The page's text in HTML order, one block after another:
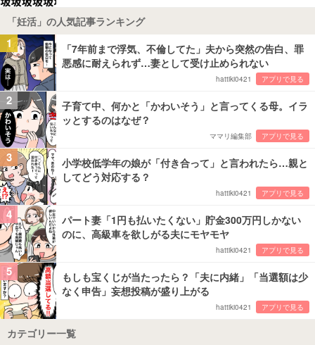
「妊活」の人気記事ランキング
1
「7年前まで浮気、不倫してた」夫から突然の告白、罪
悪感に耐えられず…妻として受け止められない
hattiki0421 アプリで見る
2
子育て中、何かと「かわいそう」と言ってくる母。イラ
ッとするのはなぜ？
ママリ編集部 アプリで見る
3
小学校低学年の娘が「付き合って」と言われたら…親と
してどう対応する？
hattiki0421 アプリで見る
4
パート妻「1円も払いたくない」貯金300万円しかない
のに、高級車を欲しがる夫にモヤモヤ
hattiki0421 アプリで見る
5
もしも宝くじが当たったら？「夫に内緒」「当選額は少
なく申告」妄想投稿が盛り上がる
hattiki0421 アプリで見る
カテゴリー一覧